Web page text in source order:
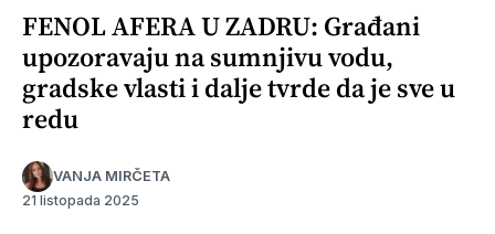
FENOL AFERA U ZADRU: Građani
upozoravaju na sumnjivu vodu,
gradske vlasti i dalje tvrde da je sve u
redu
VANJA MIRČETA
21 listopada 2025